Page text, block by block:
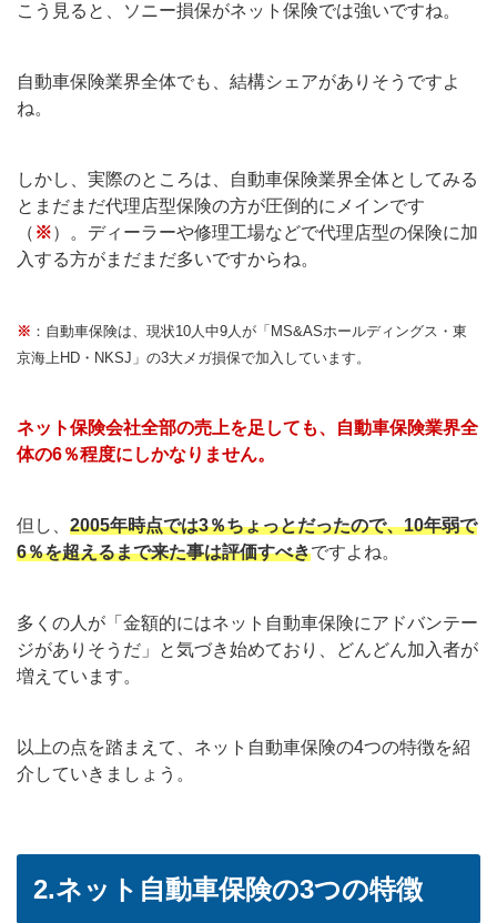
こう見ると、ソニー損保がネット保険では強いですね。
自動車保険業界全体でも、結構シェアがありそうですよ
ね。
しかし、実際のところは、自動車保険業界全体としてみる
とまだまだ代理店型保険の方が圧倒的にメインです
（ ※）。ディーラーや修理工場などで代理店型の保険に加
入する方がまだまだ多いですからね。
※ ：自動車保険は、現状10人中9人が「MS&ASホールディングス・東
京海上HD・NKSJ」の3大メガ損保で加入しています。
ネット保険会社全部の売上を足しても、自動車保険業界全
体の6％程度にしかなりません。
但し、 2005年時点では3％ちょっとだったので、10年弱で
6％を超えるまで来た事は評価すべきですよね。
多くの人が「金額的にはネット自動車保険にアドバンテー
ジがありそうだ」と気づき始めており、どんどん加入者が
増えています。
以上の点を踏まえて、ネット自動車保険の4つの特徴を紹
介していきましょう。
2.ネット自動車保険の3つの特徴